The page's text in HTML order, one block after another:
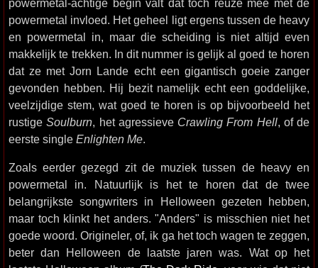
powermetal-achtige begin valt dat toch reuze mee met de
powermetal invloed. Het geheel ligt ergens tussen de heavy
en powermetal in, maar die scheiding is niet altijd even
makkelijk te trekken. In dit nummer is gelijk al goed te horen
dat ze met Jorn Lande echt een gigantisch goeie zanger
gevonden hebben. Hij bezit namelijk echt een goddelijke,
veelzijdige stem, wat goed te horen is op bijvoorbeeld het
rustigeSoulburn, het agressieve Crawling From Hell, of de
eerste single Enlighten Me.
Zoals eerder gezegd zit de muziek tussen de heavy en
powermetal in. Natuurlijk is het te horen dat de twee
belangrijkste songwriters in Helloween gezeten hebben,
maar toch klinkt het anders. "Anders" is misschien niet het
goede woord. Origineler, of, ik ga het toch wagen te zeggen,
beter dan Helloween de laatste jaren was. Wat op het